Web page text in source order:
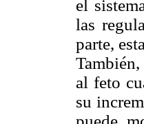
el
las
parte,
al feto
su